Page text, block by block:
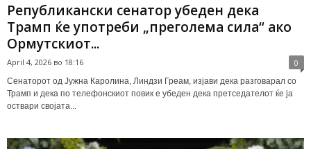
Републикански сенатор убеден дека
Трамп ќе употреби „преголема сила“ ако
Ормутскиот...
April 4, 2026 во 18:16 0
Сенаторот од Јужна Каролина, Линдзи Греам, изјави дека разговарал со
Трамп и дека по телефонскиот повик е убеден дека претседателот ќе ја
оствари својата...